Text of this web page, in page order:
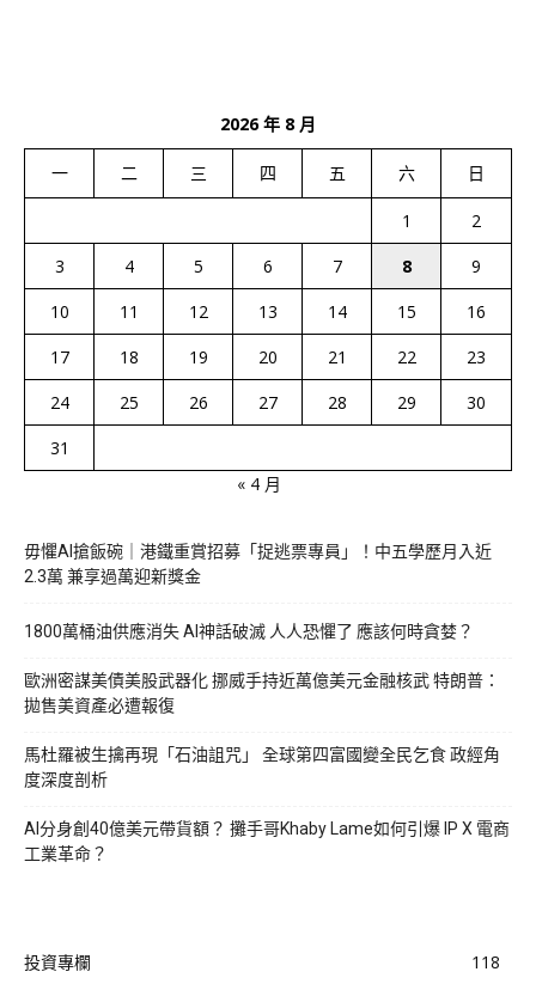
2026 年 8 月
一 二 三 四 五 六 日
1
2
3
4 5 6 7 8
9
10
11 12 13 14 15
16
17
18 19 20 21 22
23
24
25 26 27 28 29
30
31
« 4 月
毋懼AI搶飯碗｜港鐵重賞招募「捉逃票專員」！中五學歷月入近
2.3萬 兼享過萬迎新獎金
1800萬桶油供應消失 AI神話破滅 人人恐懼了 應該何時貪婪？
歐洲密謀美債美股武器化 挪威手持近萬億美元金融核武 特朗普：
拋售美資產必遭報復
馬杜羅被生擒再現「石油詛咒」 全球第四富國變全民乞食 政經角
度深度剖析
AI分身創40億美元帶貨額？ 攤手哥Khaby Lame如何引爆 IP X 電商
工業革命？
投資專欄
118